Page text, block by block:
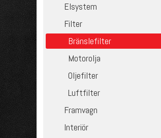
Elsystem
Filter
Bränslefilter
Motorolja
Oljefilter
Luftfilter
Framvagn
Interiör